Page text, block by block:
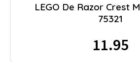
LEGO De Razor Crest
75321
11.95